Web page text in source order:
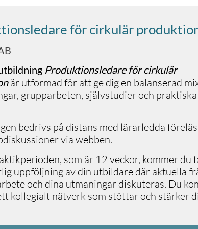
för cirkulär
Produktionsledare för cirkulär
är utformad för att ge dig en balanserad
grupparbeten, självstudier och praktiska
bedrivs på distans med lärarledda
via webben.
som är 12 veckor, kommer du
uppföljning av din utbildare där aktuella
och dina utmaningar diskuteras. Du
kollegialt nätverk som stöttar och stärker